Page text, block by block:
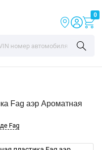
0
Fag аэр Ароматная
Fag